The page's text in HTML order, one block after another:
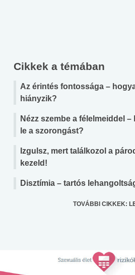
Cikkek a témában
Az érintés fontossága –
hiányzik?
Nézz szembe a félelmeiddel
le a szorongást?
Izgulsz, mert találkozol a
kezeld!
Disztímia – tartós
TOVÁBBI CIKKEK: